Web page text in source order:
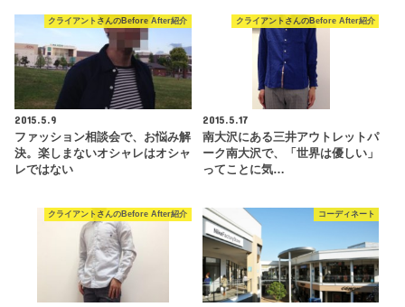
クライアントさんのBefore After紹介
2015.5.9
ファッション相談会で、お悩み解
決。楽しまないオシャレはオシャ
レではない
クライアントさんのBefore After紹介
2015.5.17
南大沢にある三井アウトレットパ
ーク南大沢で、「世界は優しい」
ってことに気…
クライアントさんのBefore After紹介 コーディネート